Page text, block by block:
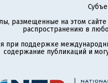
размещенные на этом сайте
распространению в
при поддержке
содержание публикаций и